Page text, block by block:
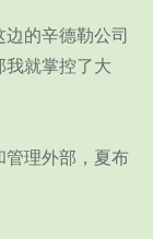
的辛德勒公司
我就掌控了大
理外部，夏布